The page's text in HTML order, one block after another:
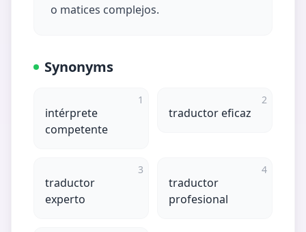
o matices complejos.
Synonyms
1
intérprete
competente
2
traductor eficaz
3
traductor
experto
4
traductor
profesional